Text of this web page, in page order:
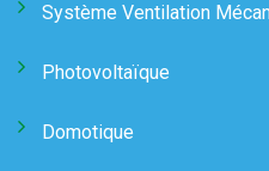
Système Ventilation
Photovoltaïque
Domotique